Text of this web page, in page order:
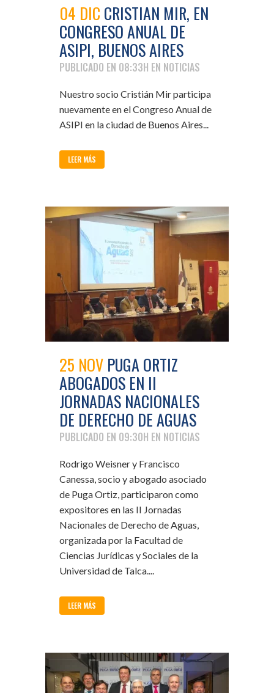
04 DIC CRISTIAN MIR, EN
CONGRESO ANUAL DE
ASIPI, BUENOS AIRES
PUBLICADO EN 08:33H EN NOTICIAS
Nuestro socio Cristián Mir participa
nuevamente en el Congreso Anual de
ASIPI en la ciudad de Buenos Aires...
LEER MÁS
25 NOV PUGA ORTIZ
ABOGADOS EN II
JORNADAS NACIONALES
DE DERECHO DE AGUAS
PUBLICADO EN 09:30H EN NOTICIAS
Rodrigo Weisner y Francisco
Canessa, socio y abogado asociado
de Puga Ortiz, participaron como
expositores en las II Jornadas
Nacionales de Derecho de Aguas,
organizada por la Facultad de
Ciencias Jurídicas y Sociales de la
Universidad de Talca....
LEER MÁS